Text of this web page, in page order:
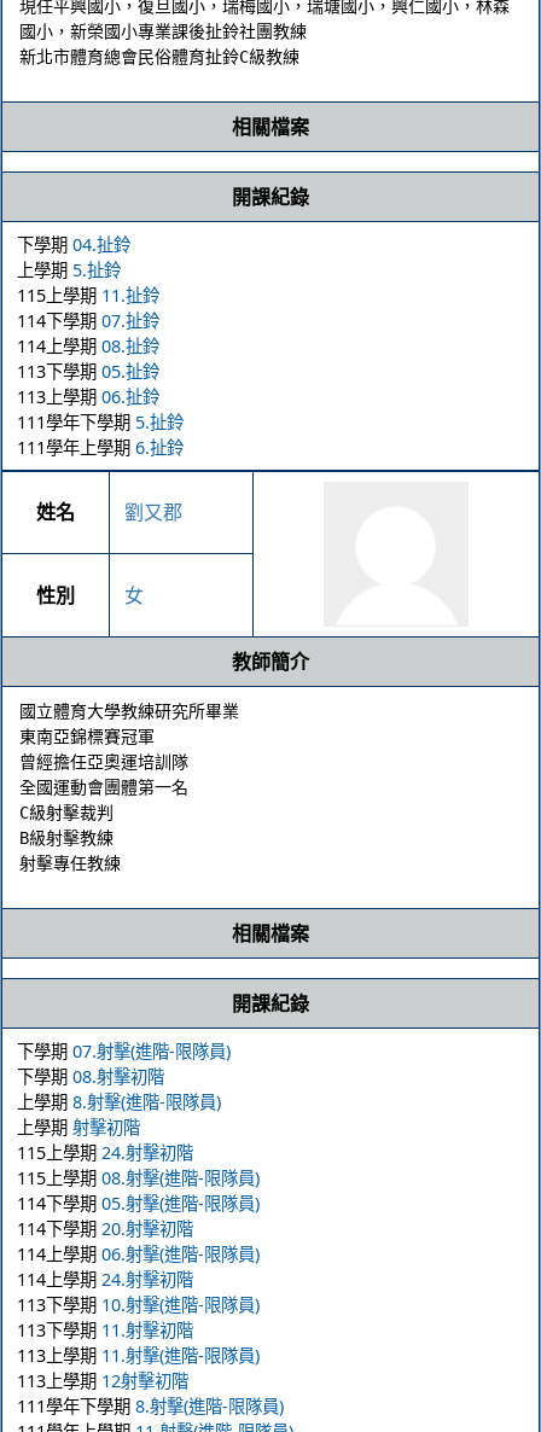
現任平興國小，復旦國小，瑞梅國小，瑞塘國小，興仁國小，林森
國小，新榮國小專業課後扯鈴社團教練
相關檔案
開課紀錄
下學期 04.扯鈴
上學期 5.扯鈴
115上學期 11.扯鈴
114下學期 07.扯鈴
114上學期 08.扯鈴
113下學期 05.扯鈴
113上學期 06.扯鈴
111學年下學期 5.扯鈴
111學年上學期 6.扯鈴
姓名 劉又郡
性別 女
教師簡介
國立體育大學教練研究所畢業
東南亞錦標賽冠軍
曾經擔任亞奧運培訓隊
全國運動會團體第一名
C級射擊裁判
B級射擊教練
相關檔案
開課紀錄
下學期 07.射擊(進階-限隊員)
下學期 08.射擊初階
上學期 8.射擊(進階-限隊員)
上學期 射擊初階
115上學期 24.射擊初階
115上學期 08.射擊(進階-限隊員)
114下學期 05.射擊(進階-限隊員)
114下學期 20.射擊初階
114上學期 06.射擊(進階-限隊員)
114上學期 24.射擊初階
113下學期 10.射擊(進階-限隊員)
113下學期 11.射擊初階
113上學期 11.射擊(進階-限隊員)
113上學期 12射擊初階
111學年下學期 8.射擊(進階-限隊員)